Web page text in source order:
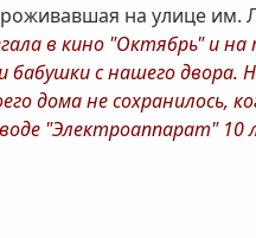
на улице
в кино "Октябрь" и
бабушки с нашего
дома не сохранилось,
"Электроаппарат"